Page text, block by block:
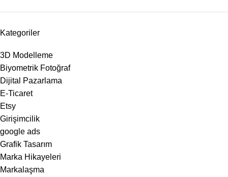
Kategoriler
3D Modelleme
Biyometrik Fotoğraf
Dijital Pazarlama
E-Ticaret
Etsy
Girişimcilik
google ads
Grafik Tasarım
Marka Hikayeleri
Markalaşma